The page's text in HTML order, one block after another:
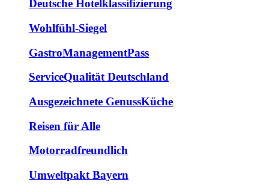
Deutsche Hotelklassifizierung
Wohlfühl-Siegel
GastroManagementPass
ServiceQualität Deutschland
Ausgezeichnete GenussKüche
Reisen für Alle
Motorradfreundlich
Umweltpakt Bayern